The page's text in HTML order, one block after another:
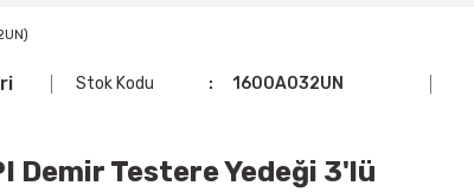
Stok Kodu
1600A032UN
Demir Testere Yedeği 3'lü